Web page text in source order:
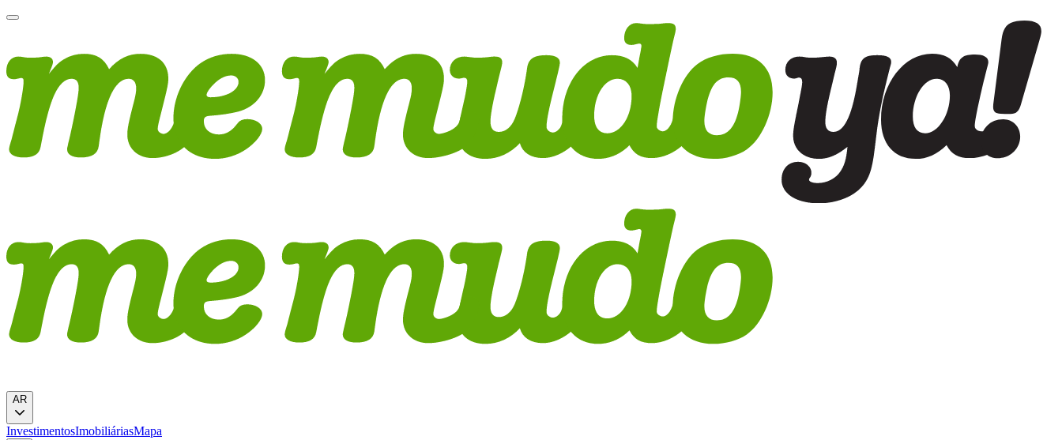
AR
InvestimentosImobiliáriasMapa